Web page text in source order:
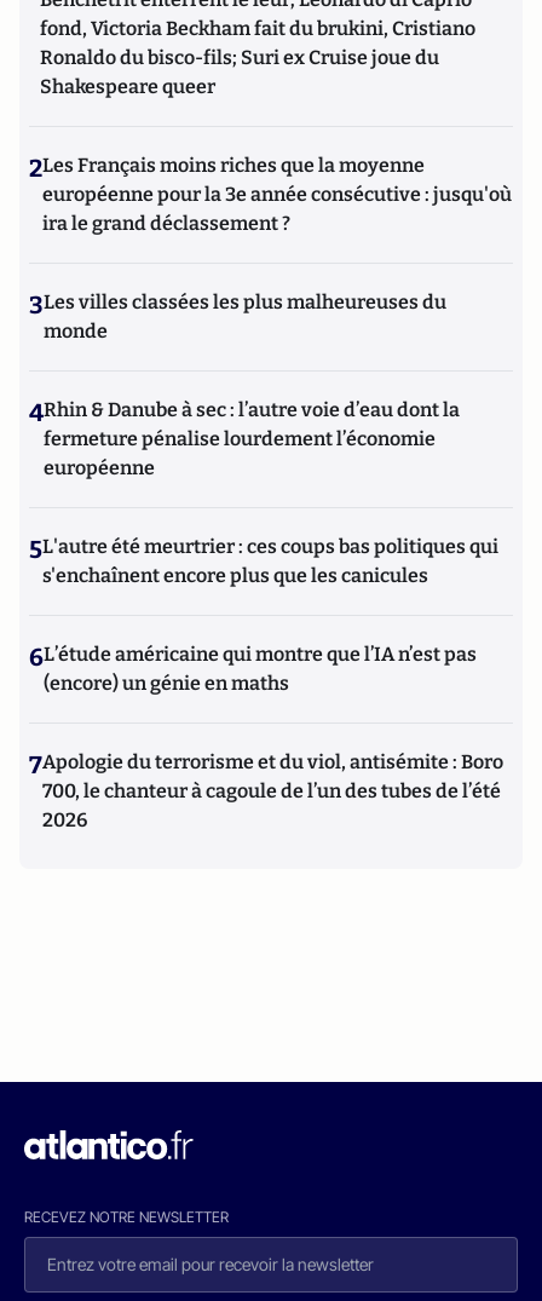
fond, Victoria Beckham fait du brukini, Cristiano
Ronaldo du bisco-fils; Suri ex Cruise joue du
Shakespeare queer
2Les Français moins riches que la moyenne
européenne pour la 3e année consécutive : jusqu'où
ira le grand déclassement ?
3Les villes classées les plus malheureuses du
monde
4Rhin & Danube à sec : l’autre voie d’eau dont la
fermeture pénalise lourdement l’économie
européenne
5L'autre été meurtrier : ces coups bas politiques qui
s'enchaînent encore plus que les canicules
6L’étude américaine qui montre que l’IA n’est pas
(encore) un génie en maths
7Apologie du terrorisme et du viol, antisémite : Boro
700, le chanteur à cagoule de l’un des tubes de l’été
2026
RECEVEZ NOTRE NEWSLETTER